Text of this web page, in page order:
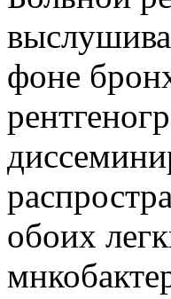
фоне
обоих